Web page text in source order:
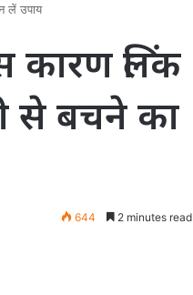
लें उपाय
कारण लिंक
से बचने का
644 2 minutes read